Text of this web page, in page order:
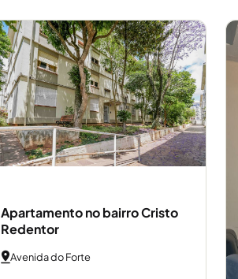
Apartamento no bairro Cristo
Redentor
Avenida do Forte